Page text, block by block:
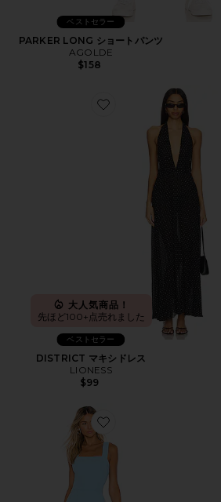
ベストセラー
PARKER LONG ショートパンツ
AGOLDE
$158
Favorite DISTRICT マキシ
大人気商品！
先ほど100+点売れました
ベストセラー
DISTRICT マキシドレス
LIONESS
$99
Favorite ACE ミニドレス